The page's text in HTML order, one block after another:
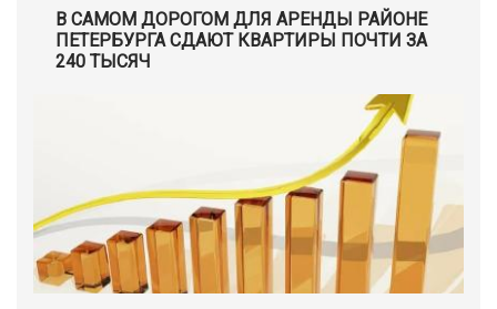
В САМОМ ДОРОГОМ ДЛЯ АРЕНДЫ РАЙОНЕ
ПЕТЕРБУРГА СДАЮТ КВАРТИРЫ ПОЧТИ ЗА
240 ТЫСЯЧ